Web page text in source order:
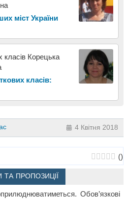
міст України
класів Корецька
класів:
4 Квітня 2018
()
ТА ПРОПОЗИЦІЇ
Обов’язкові